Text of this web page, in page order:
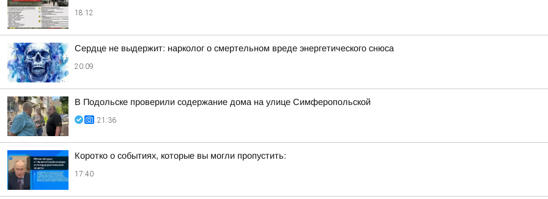
18:12
Сердце не выдержит: нарколог о смертельном вреде энергетического снюса
20:09
В Подольске проверили содержание дома на улице Симферопольской
21:36
Коротко о событиях, которые вы могли пропустить:
17:40